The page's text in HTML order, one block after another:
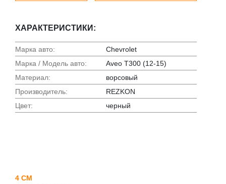
ХАРАКТЕРИСТИКИ:
Марка авто:
Chevrolet
Марка / Модель авто:
Aveo T300 (12-15)
Материал:
ворсовый
Производитель:
REZKON
Цвет:
черный
4 СМ